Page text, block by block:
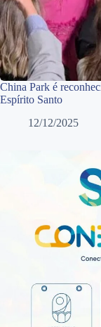
China Park é
Espírito Santo
12/12/2025